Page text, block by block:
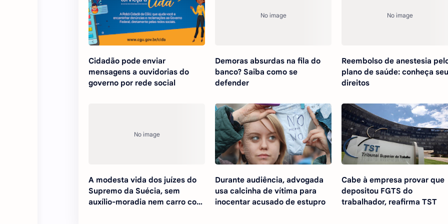
Cidadão pode enviar
mensagens a ouvidorias do
governo por rede social
Demoras absurdas na fila do
banco? Saiba como se
defender
Reembolso de anestesia
plano de saúde: conheça
direitos
A modesta vida dos juízes do
Supremo da Suécia, sem
auxílio-moradia nem carro com
Durante audiência, advogada
usa calcinha de vítima para
inocentar acusado de estupro
Cabe à empresa provar que
depositou FGTS do
trabalhador, reafirma TST